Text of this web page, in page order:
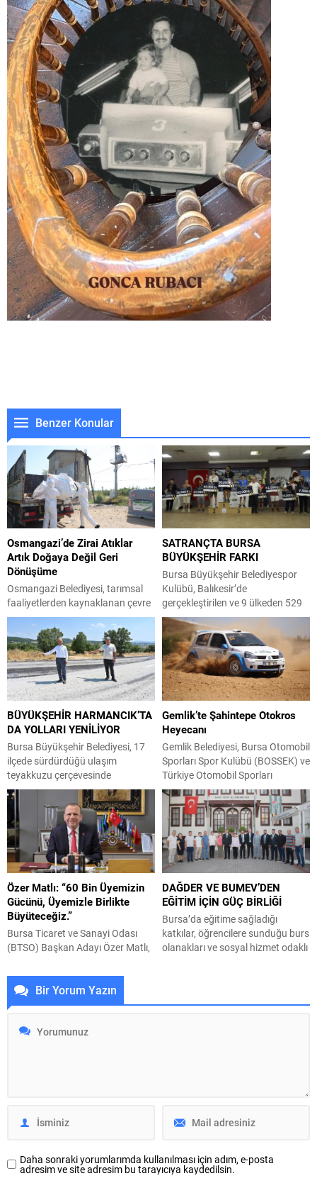
Benzer Konular
Osmangazi’de Zirai Atıklar
Artık Doğaya Değil Geri
Dönüşüme
Osmangazi Belediyesi, tarımsal
faaliyetlerden kaynaklanan çevre
kirliliğini önlemek amacıyla kırsal
mahallelerde tarımsal sulama ve
ilaçlama su dolum noktalarına
zirai atık dönüşüm konteynerleri
yerleştirerek, zirai ilaç
ambalajlarının güvenli şekilde
toplanmasını sağlayacak çevreci
uygulamayı hayata geçirdi.
Osmangazi Belediyesi, çevrenin
korunması ve sürdürülebilir
tarımsal üretimin desteklenmesi
amacıyla hayata geçirdiği çevreci
projelerine bir yenisini...
SATRANÇTA BURSA
BÜYÜKŞEHİR FARKI
Bursa Büyükşehir Belediyespor
Kulübü, Balıkesir’de
gerçekleştirilen ve 9 ülkeden 529
sporcunun katıldığı Burhaniye
Ören Uluslararası Açık Satranç
Turnuvası’nda 2 kupa birden
kazandı. Bursa Büyükşehir
Belediyespor, kulüpler
sıralamasında başarılı bir
performans sergileyerek Uygar
Altan Toptal, Hamza Kerem
Erdinç ve Barış Başkurt
tarafından elde edilen puanlarla B
kategorisinde birinci olarak
kupanın sahibi...
BÜYÜKŞEHİR HARMANCIK’TA
DA YOLLARI YENİLİYOR
Bursa Büyükşehir Belediyesi, 17
ilçede sürdürdüğü ulaşım
teyakkuzu çerçevesinde
Harmacık ilçesinde 5 mahallenin
yollarını yenileme çalışmalarına
hız verdi. Şahin Biba
başkanlığında başlatılan ulaşım
seferberliği kapsamında Bursa
Büyükşehir Belediyesi Ulaşım
Dairesi Başkanlığı
koordinasyonuyla 17 ilçede yol
yenileme çalışmalarında vites
yükseltildi. Başkan Vekili Biba’nın
göreve geldiği 10 Nisan’dan
bugüne kadar geçen süre...
Gemlik’te Şahintepe Otokros
Heyecanı
Gemlik Belediyesi, Bursa Otomobil
Sporları Spor Kulübü (BOSSEK) ve
Türkiye Otomobil Sporları
Federasyonu (TOSFED) iş
birliğiyle bu yıl ikincisi düzenlenen
Şahintepe Otokros Yarışları,
otomobil sporları tutkunlarını
Gemlik’te buluşturdu. Şahintepe
Otokros Pisti’nde gerçekleştirilen
yarışlarda sporcular, zorlu
parkurda kıyasıya mücadele
ederken izleyiciler de heyecan
dolu anlara tanıklık etti. Gemlik
Belediye Başkanı Şükrü...
Özer Matlı: “60 Bin Üyemizin
Gücünü, Üyemizle Birlikte
Büyüteceğiz.”
Bursa Ticaret ve Sanayi Odası
(BTSO) Başkan Adayı Özer Matlı,
beklentilerini ve nasıl bir BTSO
istediklerini doğrudan
kendilerinden dinlediklerini
saha dönemine geçiyoruz.
anlatacağız. Hiçbir üyemiz merak
etmesin;...
DAĞDER VE BUMEV’DEN
EĞİTİM İÇİN GÜÇ BİRLİĞİ
Bursa’da eğitime sağladığı
katkılar, öğrencilere sunduğu burs
olanakları ve sosyal hizmet odaklı
görüşmelerini sürdürüyor. BUMEV
Bir Yorum Yazın
Daha sonraki yorumlarımda kullanılması için adım, e-posta
adresim ve site adresim bu tarayıcıya kaydedilsin.